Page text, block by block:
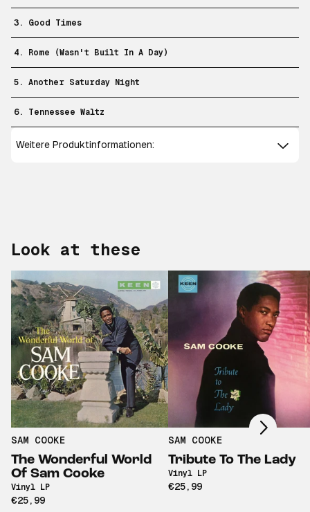
3. Good Times
4. Rome (Wasn't Built In A Day)
5. Another Saturday Night
6. Tennessee Waltz
Weitere Produktinformationen:
Look at these
SAM COOKE
The Wonderful World
Of Sam Cooke
Vinyl LP
€25,99
SAM COOKE
Tribute To The Lady
Vinyl LP
€25,99
Scroll right